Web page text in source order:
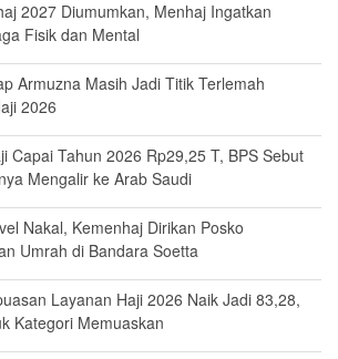
2027 Diumumkan, Menhaj Ingatkan
Fisik dan Mental
Armuzna Masih Jadi Titik Terlemah
2026
Capai Tahun 2026 Rp29,25 T, BPS Sebut
Mengalir ke Arab Saudi
Nakal, Kemenhaj Dirikan Posko
Umrah di Bandara Soetta
Layanan Haji 2026 Naik Jadi 83,28,
Kategori Memuaskan